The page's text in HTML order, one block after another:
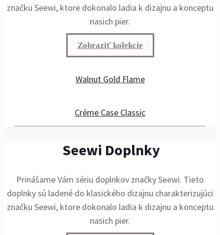
značku Seewi, ktore dokonalo ladia k dizajnu a konceptu
nasich pier.
Zobraziť kolekcie
Walnut Gold Flame
Créme Case Classic
Seewi Doplnky
Prinášame Vám sériu doplnkov značky Seewi. Tieto
doplnky sú ladené do klasického dizajnu charakterizujúci
značku Seewi, ktore dokonalo ladia k dizajnu a konceptu
nasich pier.